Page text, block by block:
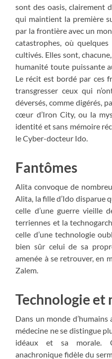
sont des oasis, clairement
qui maintient la première
par la frontière avec un
catastrophes, où
cultivés. Elles sont,
humanité toute puissante
Le récit est bordé par ces
transgresser ceux qui
déversés, comme digérés,
cœur d’Iron City, ou la
identité et sans mémoire
le Cyber-docteur Ido.
Fantômes
Alita convoque de
Alita, la fille d’Ido disparue
celle d’une guerre vieille
terriennes et la
celle d’une technologie
bien sûr celui de sa
amenée à se retrouver, en
Zalem.
Technologie et
Dans un monde
médecine ne se distingue
idéaux et sa morale.
anachronique fidèle du